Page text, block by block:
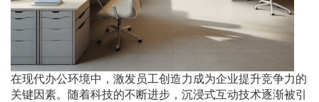
在现代办公环境中，激发员工创造力成为企业提升竞争力的
关键因素。随着科技的不断进步，沉浸式互动技术逐渐被引